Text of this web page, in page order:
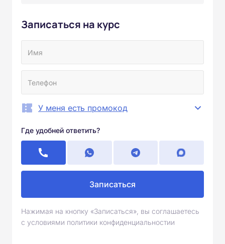
Записаться на курс
У меня есть промокод
Где удобней ответить?
Записаться
Нажимая на кнопку «Записаться», вы соглашаетесь
с условиями политики конфиденциальностии